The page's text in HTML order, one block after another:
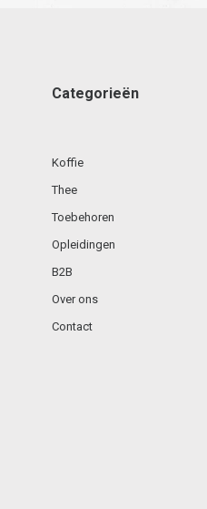
Categorieën
Koffie
Thee
Toebehoren
Opleidingen
B2B
Over ons
Contact